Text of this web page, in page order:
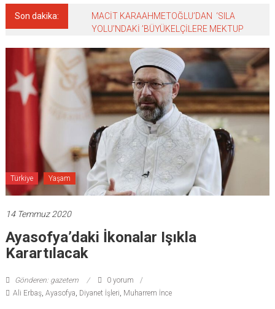
Son dakika:
MACİT KARAAHMETOĞLU’DAN ‘SILA
YOLU’NDAKİ ’BÜYÜKELÇİLERE MEKTUP
Türkiye Yaşam
14 Temmuz 2020
Ayasofya’daki İkonalar Işıkla
Karartılacak
Gönderen: gazetem
0 yorum
Ali Erbaş, Ayasofya, Diyanet İşleri, Muharrem İnce